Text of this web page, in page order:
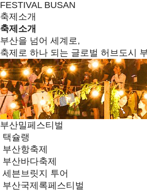
FESTIVAL BUSAN
축제소개
축제소개
부산을 넘어 세계로,
축제로 하나 되는 글로벌 허브도시
부산밀페스티벌
택슐랭
부산항축제
부산바다축제
세븐브릿지 투어
부산국제록페스티벌